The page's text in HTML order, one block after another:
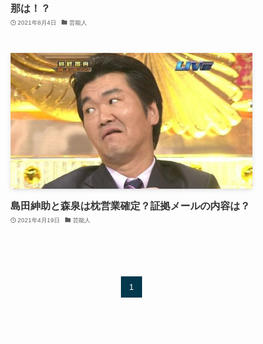
那は！？
2021年8月4日 芸能人
島田紳助と森泉は枕営業確定？証拠メールの内容は？
2021年4月19日 芸能人
1